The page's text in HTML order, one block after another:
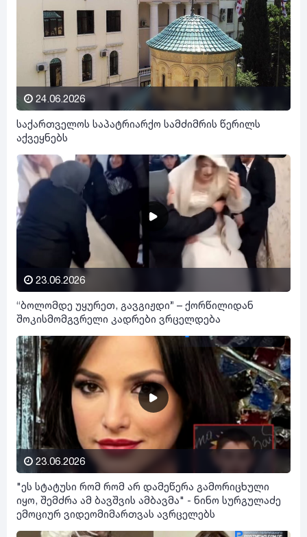
24.06.2026
საქართველოს საპატრიარქო სამძიმრის წერილს
აქვეყნებს
23.06.2026
“ბოლომდე უყურეთ, გავგიჟდი” – ქორწილიდან
შოკისმომგვრელი კადრები ვრცელდება
23.06.2026
"ეს სტატუსი რომ რომ არ დამეწერა გამორიცხული
იყო, შემძრა ამ ბავშვის ამბავმა" - ნინო სურგულაძე
ემოციურ ვიდეომიმართვას ავრცელებს